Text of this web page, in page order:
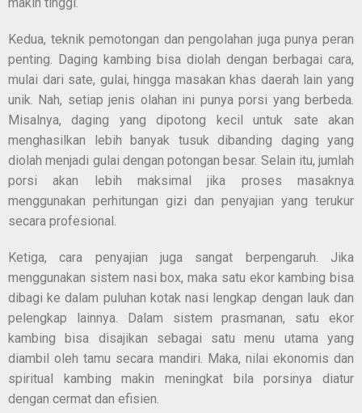
Kedua, teknik pemotongan dan pengolahan juga punya peran
penting. Daging kambing bisa diolah dengan berbagai cara,
mulai dari sate, gulai, hingga masakan khas daerah lain yang
unik. Nah, setiap jenis olahan ini punya porsi yang berbeda.
Misalnya, daging yang dipotong kecil untuk sate akan
menghasilkan lebih banyak tusuk dibanding daging yang
diolah menjadi gulai dengan potongan besar. Selain itu, jumlah
porsi akan lebih maksimal jika proses masaknya
menggunakan perhitungan gizi dan penyajian yang terukur
secara profesional.
Ketiga, cara penyajian juga sangat berpengaruh. Jika
menggunakan sistem nasi box, maka satu ekor kambing bisa
dibagi ke dalam puluhan kotak nasi lengkap dengan lauk dan
pelengkap lainnya. Dalam sistem prasmanan, satu ekor
kambing bisa disajikan sebagai satu menu utama yang
diambil oleh tamu secara mandiri. Maka, nilai ekonomis dan
spiritual kambing makin meningkat bila porsinya diatur
dengan cermat dan efisien.